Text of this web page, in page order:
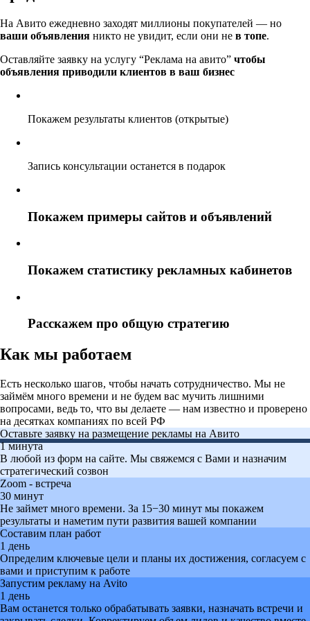
Реклама на Avito для
бизнеса: заказать
продвижение услуг
компании на Авито
Продвижение на Avito: ваши
объявления выше конкурентов
Снижаем стоимость рекламы
Бесплатная консультация
На Авито ежедневно заходят миллионы покупателей — но
ваши объявления никто не увидит, если они не в топе.
Оставляйте заявку на услугу “Реклама на авито” чтобы
объявления приводили клиентов в ваш бизнес
Покажем результаты клиентов (открытые)
Запись консультации останется в подарок
Покажем примеры сайтов и объявлений
Покажем статистику рекламных кабинетов
Расскажем про общую стратегию
Как мы работаем
Есть несколько шагов, чтобы начать сотрудничество. Мы не
займём много времени и не будем вас мучить лишними
вопросами, ведь то, что вы делаете — нам известно и проверено
на десятках компаниях по всей РФ
Оставьте заявку на размещение рекламы на Авито
1 минута
В любой из форм на сайте. Мы свяжемся с Вами и назначим
стратегический созвон
Zoom - встреча
30 минут
Не займет много времени. За 15−30 минут мы покажем
результаты и наметим пути развития вашей компании
Составим план работ
1 день
Определим ключевые цели и планы их достижения, согласуем с
вами и приступим к работе
Запустим рекламу на Avito
1 день
Вам останется только обрабатывать заявки, назначать встречи и